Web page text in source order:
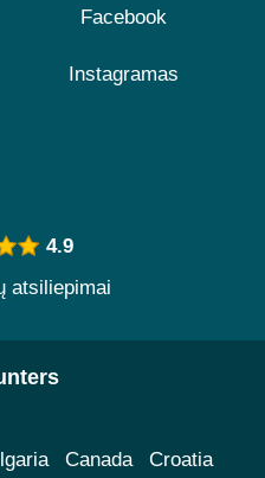
Facebook
Instagramas
4.9
atsiliepimai
Canada Croatia